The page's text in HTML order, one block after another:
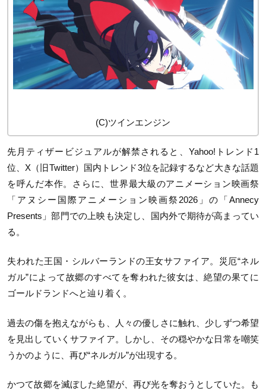
(C)ツインエンジン
先月ティザービジュアルが解禁されると、Yahoo!トレンド1
位、X（旧Twitter）国内トレンド3位を記録するなど大きな話題
を呼んだ本作。さらに、世界最大級のアニメーション映画祭
「アヌシー国際アニメーション映画祭2026」の「Annecy
Presents」部門での上映も決定し、国内外で期待が高まってい
る。
失われた王国・シルバーランドの王女サファイア。災厄“ネル
ガル”によって故郷のすべてを奪われた彼女は、絶望の果てに
ゴールドランドへと辿り着く。
過去の傷を抱えながらも、人々の優しさに触れ、少しずつ希望
を見出していくサファイア。しかし、その穏やかな日常を嘲笑
うかのように、再び“ネルガル”が出現する。
かつて故郷を滅ぼした絶望が、再び光を奪おうとしていた。も